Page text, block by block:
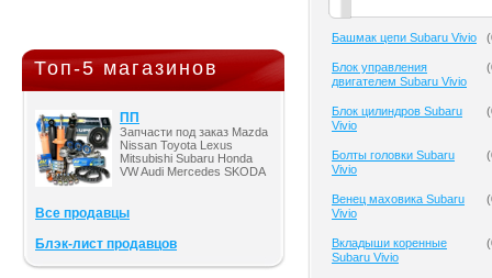
Топ-5 магазинов
ПП
Запчасти под заказ Mazda
Nissan Toyota Lexus
Mitsubishi Subaru Honda
VW Audi Mercedes SKODA
Все продавцы
Блэк-лист продавцов
Башмак цепи Subaru Vivio (
Блок управления
двигателем Subaru Vivio
(
Блок цилиндров Subaru
Vivio
(
Болты головки Subaru
Vivio
(
Венец маховика Subaru
Vivio
(
Вкладыши коренные
Subaru Vivio
(